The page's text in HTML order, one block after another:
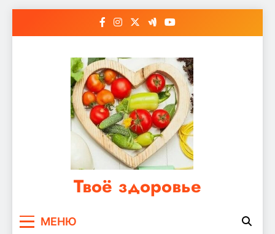
Твоё здоровье
мужском здоровье
МЕНЮ